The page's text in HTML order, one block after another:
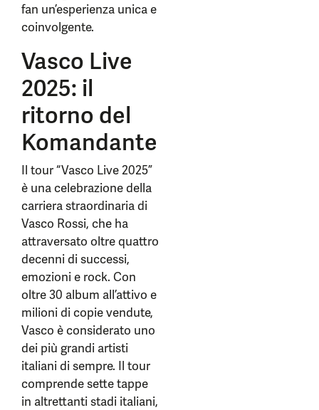
fan un’esperienza unica e
coinvolgente.
Vasco Live
2025: il
ritorno del
Komandante
Il tour “Vasco Live 2025”
è una celebrazione della
carriera straordinaria di
Vasco Rossi, che ha
attraversato oltre quattro
decenni di successi,
emozioni e rock. Con
oltre 30 album all’attivo e
milioni di copie vendute,
Vasco è considerato uno
dei più grandi artisti
italiani di sempre. Il tour
comprende sette tappe
in altrettanti stadi italiani,